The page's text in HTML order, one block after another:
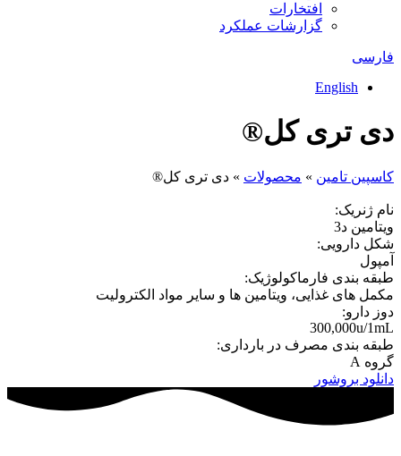
افتخارات
گزارشات عملکرد
فارسی
English
دی تری کل®
كاسپين تامين » محصولات » دی تری کل®
نام ژنریک:
ویتامین د3
شکل دارویی:
آمپول
طبقه بندی فارماکولوژیک:
مکمل های غذایی، ویتامین ها و سایر مواد الکترولیت
دوز دارو:
300,000u/1mL
طبقه بندی مصرف در بارداری:
گروه A
دانلود بروشور